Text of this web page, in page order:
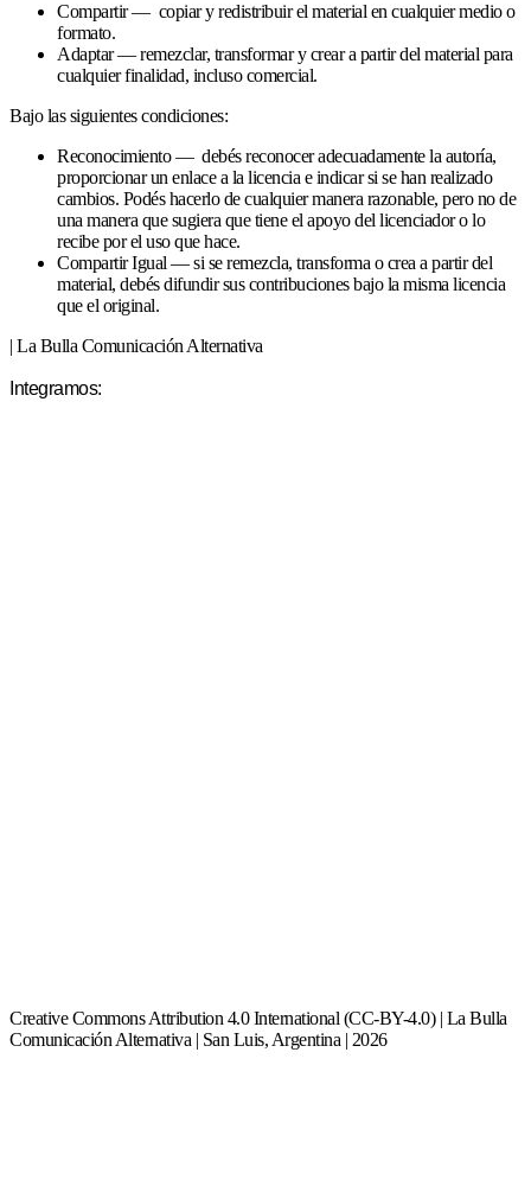
Compartir — copiar y redistribuir el material en cualquier medio o
formato.
Adaptar — remezclar, transformar y crear a partir del material para
cualquier finalidad, incluso comercial.
Bajo las siguientes condiciones:
Reconocimiento — debés reconocer adecuadamente la autoría,
proporcionar un enlace a la licencia e indicar si se han realizado
cambios. Podés hacerlo de cualquier manera razonable, pero no de
una manera que sugiera que tiene el apoyo del licenciador o lo
recibe por el uso que hace.
Compartir Igual — si se remezcla, transforma o crea a partir del
material, debés difundir sus contribuciones bajo la misma licencia
que el original.
| La Bulla Comunicación Alternativa
Integramos:
Creative Commons Attribution 4.0 International (CC-BY-4.0) | La Bulla
Comunicación Alternativa | San Luis, Argentina | 2026